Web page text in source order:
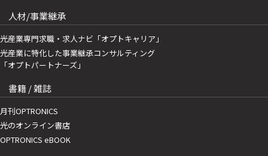
人材/事業継承
光産業専門求職・求人ナビ「オプトキャリア」
光産業に特化した事業継承コンサルティング
「オプトパートナーズ」
書籍 / 雑誌
月刊OPTRONICS
光のオンライン書店
OPTRONICS eBOOK